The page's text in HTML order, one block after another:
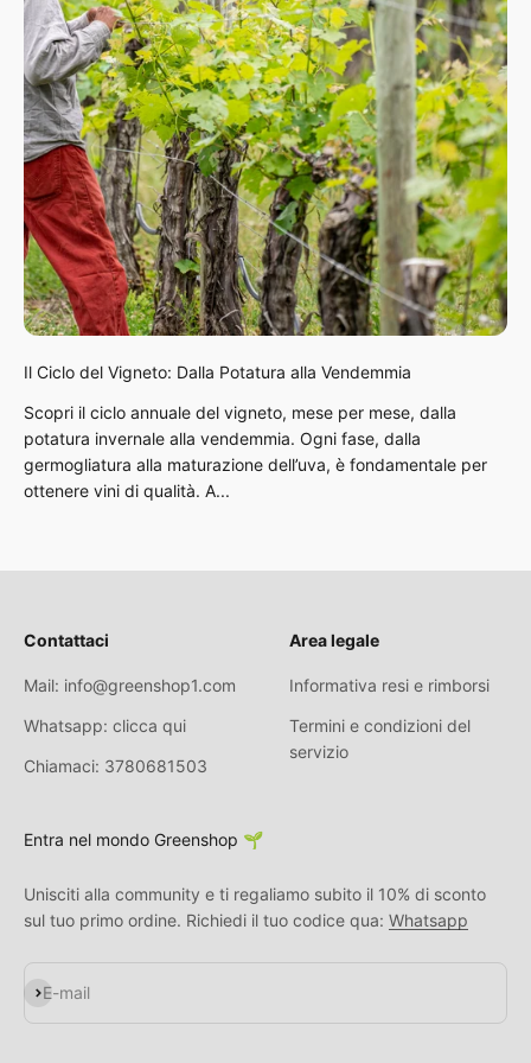
Il Ciclo del Vigneto: Dalla Potatura alla Vendemmia
Scopri il ciclo annuale del vigneto, mese per mese, dalla
potatura invernale alla vendemmia. Ogni fase, dalla
germogliatura alla maturazione dell’uva, è fondamentale per
ottenere vini di qualità. A...
Contattaci
Mail: info@greenshop1.com
Whatsapp: clicca qui
Chiamaci: 3780681503
Area legale
Informativa resi e rimborsi
Termini e condizioni del
servizio
Entra nel mondo Greenshop 🌱
Unisciti alla community e ti regaliamo subito il 10% di sconto
sul tuo primo ordine. Richiedi il tuo codice qua: Whatsapp
E-mail
Iscriviti alla newsletter